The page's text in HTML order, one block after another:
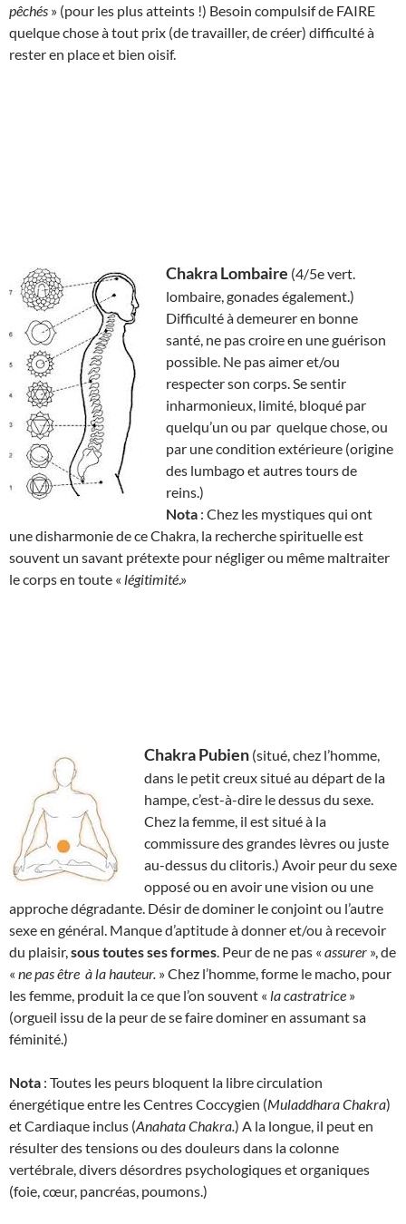
pêchés » (pour les plus atteints !) Besoin compulsif de FAIRE
quelque chose à tout prix (de travailler, de créer) difficulté à
rester en place et bien oisif.
Chakra Lombaire (4/5e vert.
lombaire, gonades également.)
Difficulté à demeurer en bonne
santé, ne pas croire en une guérison
possible. Ne pas aimer et/ou
respecter son corps. Se sentir
inharmonieux, limité, bloqué par
quelqu’un ou par quelque chose, ou
par une condition extérieure (origine
des lumbago et autres tours de
reins.)
Nota : Chez les mystiques qui ont
une disharmonie de ce Chakra, la recherche spirituelle est
souvent un savant prétexte pour négliger ou même maltraiter
le corps en toute « légitimité.»
Chakra Pubien (situé, chez l’homme,
dans le petit creux situé au départ de la
hampe, c’est-à-dire le dessus du sexe.
Chez la femme, il est situé à la
commissure des grandes lèvres ou juste
au-dessus du clitoris.) Avoir peur du sexe
opposé ou en avoir une vision ou une
approche dégradante. Désir de dominer le conjoint ou l’autre
sexe en général. Manque d’aptitude à donner et/ou à recevoir
du plaisir,sous toutes ses formes. Peur de ne pas « assurer », de
« ne pas être à la hauteur. » Chez l’homme, forme le macho, pour
les femme, produit la ce que l’on souvent « lacastratrice »
(orgueil issu de la peur de se faire dominer en assumant sa
féminité.)
Nota : Toutes les peurs bloquent la libre circulation
énergétique entre les Centres Coccygien (Muladdhara Chakra)
et Cardiaque inclus (Anahata Chakra.) A la longue, il peut en
résulter des tensions ou des douleurs dans la colonne
vertébrale, divers désordres psychologiques et organiques
(foie, cœur, pancréas, poumons.)